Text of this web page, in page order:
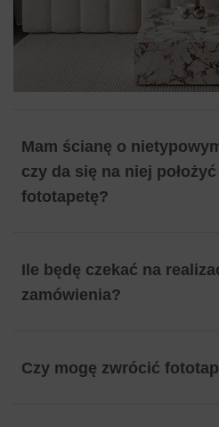
Mam ścianę o
czy da się na niej położyć
fototapetę?
Ile będę czekać na
zamówienia?
Czy mogę zwrócić